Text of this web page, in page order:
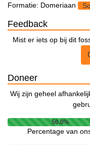
Formatie: Domeriaan
Feedback
Mist er iets op bij dit
Doneer
Wij zijn geheel
50.0%
Percentage van